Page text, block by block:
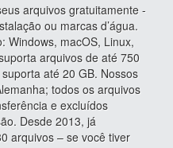
arquivos gratuitamente -
ou marcas d’água.
Windows, macOS, Linux,
arquivos de até 750
até 20 GB. Nossos
todos os arquivos
e excluídos
Desde 2013, já
arquivos – se você tiver